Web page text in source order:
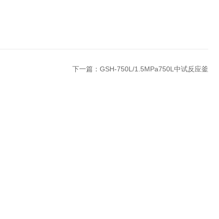
下一篇： GSH-750L/1.5MPa750L中试反应釜